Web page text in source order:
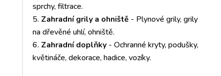
sprchy, filtrace.
Zahradní grily a ohniště - Plynové grily, grily
na dřevěné uhlí, ohniště.
Zahradní doplňky- Ochranné kryty, podušky,
květináče, dekorace, hadice, vozíky.